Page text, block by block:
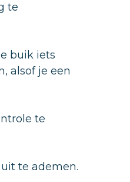
te
buik iets
alsof je een
te
te ademen.